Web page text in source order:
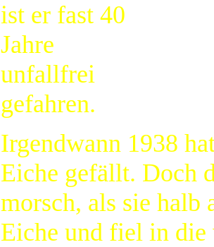
ist er fast 40
Jahre
unfallfrei
gefahren.
Irgendwann 1938
Eiche gefällt. Doch
morsch, als sie halb
Eiche und fiel in die